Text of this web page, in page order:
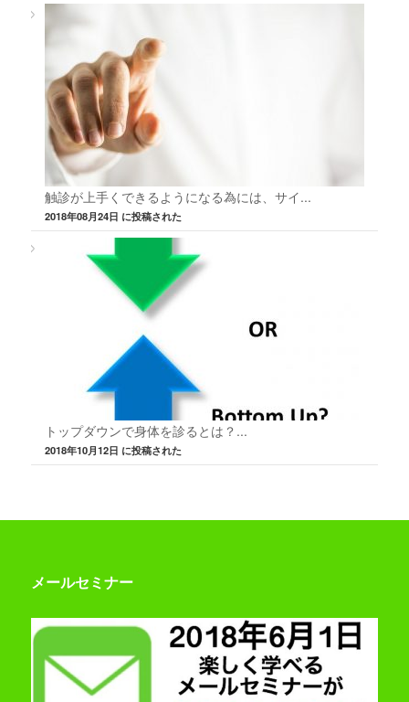
触診が上手くできるようになる為には、サイ...
2018年08月24日 に投稿された
トップダウンで身体を診るとは？...
2018年10月12日 に投稿された
メールセミナー